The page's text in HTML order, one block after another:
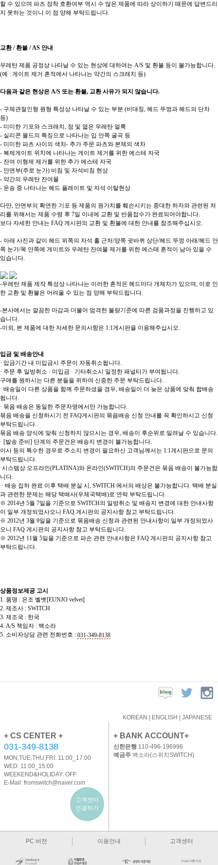
할 수 있으며 파츠 장착 호환여부 역시 수 많은 제품에 따라 상이하기 때문에 답변드리
지 못하는 것이니 이 점 양해 부탁드립니다.
교환 / 환불 / AS 안내
우레탄 제품 공정상 나타날 수 있는 현상에 대하여는 A/S 및 환불 등이 불가능합니다.
(예 : 게이트 제거 흔적에서 나타나는 약간의 스크래치 등)
다음과 같은 현상은 A/S 또는 환불, 교환 사유가 되지 않습니다.
- 구체관절인형 원형 특성상 나타날 수 있는 부분 (비대칭, 헤드 뚜껑과 헤드의 단차
등)
- 미미한 기포와 스크래치, 점 및 엷은 우레탄 얼룩
- 실리콘 몰드의 특징으로 나타나는 입 안쪽 굴곡 등
- 미미한 파츠 사이의 색차- 추가 주문 파츠와 본체의 색차
- 복제게이트 위치에 나타나는 게이트 제거를 위한 에스테 자국
- 잔여 이형제 제거를 위한 추가 에스테 자국
- 안면부(주로 눈가) 비침 및 자석비침 현상
- 약간의 우레탄 잔여물
- 운송 중 나타나는 헤드 플레이트 및 자석 이탈현상
다만, 안면부의 확연한 기포 등 제품의 원가치를 훼손시키는 중대한 하자와 관련된 처
리를 위해서는 제품 수령 후 7일 이내에 교환 및 반품접수가 완료되어야합니다.
보다 자세한 안내는 FAQ 게시판의 교환 및 환불에 대한 안내를 참조해주십시오.
- 아래 사진과 같이 헤드 위쪽의 자석 홀 근처/양쪽 귓바퀴 상단/헤드 뚜껑 아래/헤드 안
쪽 눈가/목 안쪽에 게이트와 우레탄 잔여물 제거를 위한 에스테 흔적이 남아 있을 수
있습니다.
-우레탄 제품 제작 특성상 나타나는 이러한 흔적은 헤드마다 개체차가 있으며, 이로 인
한 교환 및 환불은 어려울 수 있는 점 양해 부탁드립니다.
-본사에서는 깔끔한 마감과 더불어 엄격한 불량기준에 따른 검품과정을 진행하고 있
습니다.
-이외, 본 제품에 대한 자세한 문의사항은 1:1게시판을 이용해주십시오.
입금 및 배송안내
· 입금기간 내 미입금시 주문이 자동취소됩니다.
· 주문 후 일방취소 · 미입금 · 기타취소시 일정한 패널티가 부여됩니다.
구매를 원하시는 다른 분들을 위하여 신중한 주문 부탁드립니다.
· 배송일이 다른 상품을 함께 주문하셨을 경우, 배송일이 더 늦은 상품에 맞춰 합배송
됩니다.
· 묶음 배송은 동일한 주문자명에서만 가능합니다.
묶음 배송을 신청하시기 전 FAQ게시판의 묶음배송 신청 안내를 꼭 확인하시고 신청
부탁드립니다.
묶음 배송 양식에 맞춰 신청하지 않으시는 경우, 배송이 후순위로 밀려날 수 있습니다.
· [발송 준비] 단계의 주문건은 배송지 변경이 불가능합니다.
이사 등의 특수한 경우로 주소지 변경이 필요하신 고객님께서는 1:1게시판으로 문의
부탁드립니다.
·시스템상 오프라인(PLATINA)와 온라인(SWITCH)의 주문건은 묶음 배송이 불가능합
니다.
· 배송 집하 완료 이후 택배 분실 시, SWITCH 에서의 배상은 불가능합니다. 택배 분실
과 관련한 문제는 해당 택배사(우체국택배)로 연락 부탁드립니다.
※ 2014년 5월 7일을 기준으로 SWITCH의 일방취소 및 배송지 변경에 대한 안내사항
이 일부 개정되었사오니 FAQ 게시판의 공지사항 참고 부탁드립니다.
※ 2012년 3월 9일을 기준으로 묶음배송 신청과 관련된 안내사항이 일부 개정되었사
오니 FAQ 게시판의 공지사항 참고 부탁드립니다.
※ 2012년 11월 5일을 기준으로 파손 관련 안내사항은 FAQ 게시판의 공지사항 참고
부탁드립니다.
상품정보제공 고시
1. 품명 : 은조 벨벳[EUNJO velvet]
2. 제조사 : SWITCH
3. 제조국 : 한국
4. A/S 책임자 : 백소라
5. 소비자상담 관련 전화번호 : 031-349-8138
KOREAN ENGLISH JAPANESE
+ CS CENTER +
031-349-8138
MON,TUE,THU,FRI: 11:00_17:00
WED: 11:00_15:00
WEEKEND&HOLIDAY: OFF
E-Mail: fromswitch@naver.com
고객센터
연결하기
+ BANK ACCOUNT+
신한은행 110-496-196996
예금주백소라(스위치SWITCH)
PC 버전 이용안내 고객센터